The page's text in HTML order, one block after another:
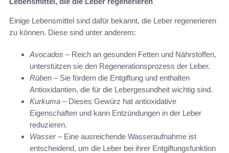
Einige Lebensmittel sind dafür bekannt, die Leber regenerieren
zu können. Diese sind unter anderem:
Avocados – Reich an gesunden Fetten und Nährstoffen,
unterstützen sie den Regenerationsprozess der Leber.
Rüben – Sie fördern die Entgiftung und enthalten
Antioxidantien, die für die Lebergesundheit wichtig sind.
Kurkuma – Dieses Gewürz hat antioxidative
Eigenschaften und kann Entzündungen in der Leber
reduzieren.
Wasser– Eine ausreichende Wasseraufnahme ist
entscheidend, um die Leber bei ihrer Entgiftungsfunktion